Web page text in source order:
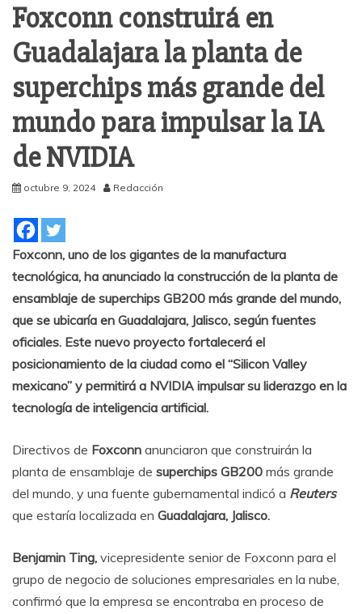
Foxconn construirá en
Guadalajara la planta de
superchips más grande del
mundo para impulsar la IA
de NVIDIA
octubre 9, 2024 Redacción
Foxconn, uno de los gigantes de la manufactura
tecnológica, ha anunciado la construcción de la planta de
ensamblaje de superchips GB200 más grande del mundo,
que se ubicaría en Guadalajara, Jalisco, según fuentes
oficiales. Este nuevo proyecto fortalecerá el
posicionamiento de la ciudad como el “Silicon Valley
mexicano” y permitirá a NVIDIA impulsar su liderazgo en la
tecnología de inteligencia artificial.
Directivos de Foxconn anunciaron que construirán la
planta de ensamblaje de superchips GB200 más grande
del mundo, y una fuente gubernamental indicó a Reuters
que estaría localizada en Guadalajara, Jalisco.
Benjamin Ting, vicepresidente senior de Foxconn para el
grupo de negocio de soluciones empresariales en la nube,
confirmó que la empresa se encontraba en proceso de